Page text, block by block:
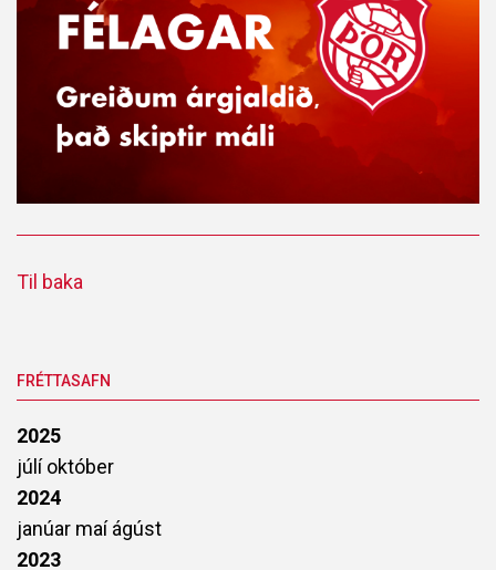
Til baka
FRÉTTASAFN
2025
júlíoktóber
2024
janúar maíágúst
2023